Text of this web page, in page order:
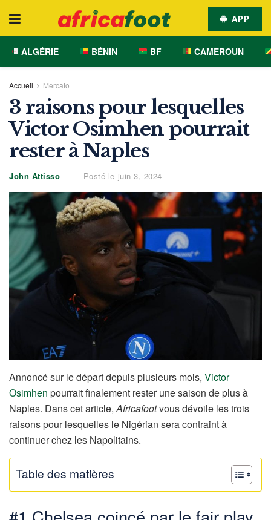
APP
ALGÉRIE BÉNIN BF CAMEROUN
Accueil Mercato
3 raisons pour lesquelles
Victor Osimhen pourrait
rester à Naples
John Attisso Posté le juin 3, 2024
Annoncé sur le départ depuis plusieurs mois, Victor
Osimhen pourrait finalement rester une saison de plus à
Naples. Dans cet article,Africafootvous dévoile les trois
raisons pour lesquelles le Nigérian sera contraint à
continuer chez les Napolitains.
Table des matières